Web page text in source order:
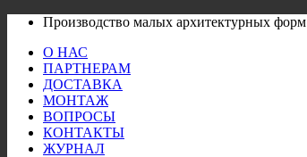
Skip
content
Производство малых архитектурных форм
О НАС
ПАРТНЕРАМ
ДОСТАВКА
МОНТАЖ
ВОПРОСЫ
КОНТАКТЫ
ЖУРНАЛ